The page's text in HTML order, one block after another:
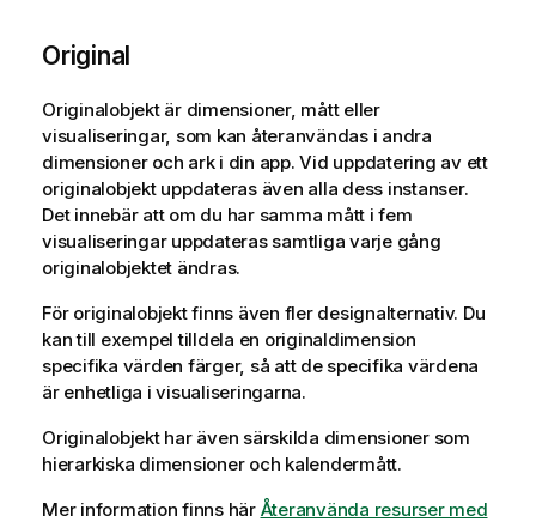
Original
Originalobjekt är dimensioner, mått eller
visualiseringar, som kan återanvändas i andra
dimensioner och ark i din app. Vid uppdatering av ett
originalobjekt uppdateras även alla dess instanser.
Det innebär att om du har samma mått i fem
visualiseringar uppdateras samtliga varje gång
originalobjektet ändras.
För originalobjekt finns även fler designalternativ. Du
kan till exempel tilldela en originaldimension
specifika värden färger, så att de specifika värdena
är enhetliga i visualiseringarna.
Originalobjekt har även särskilda dimensioner som
hierarkiska dimensioner och kalendermått.
Mer information finns här Återanvända resurser med